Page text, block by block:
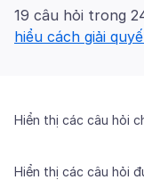
19 câu hỏi trong
hiểu cách giải
Hiển thị các câu hỏi
Hiển thị các câu hỏi